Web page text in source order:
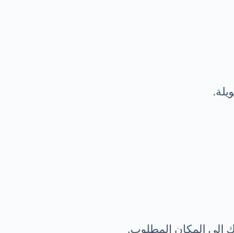
إلى المكان المطلوب.